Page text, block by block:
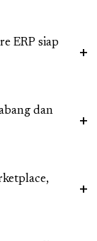
ERP siap
dan